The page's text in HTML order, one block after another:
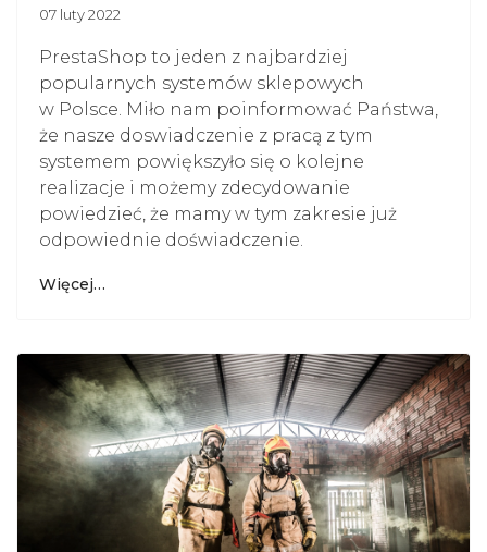
07 luty 2022
PrestaShop to jeden z najbardziej
popularnych systemów sklepowych
w Polsce. Miło nam poinformować Państwa,
że nasze doswiadczenie z pracą z tym
systemem powiększyło się o kolejne
realizacje i możemy zdecydowanie
powiedzieć, że mamy w tym zakresie już
odpowiednie doświadczenie.
Więcej…